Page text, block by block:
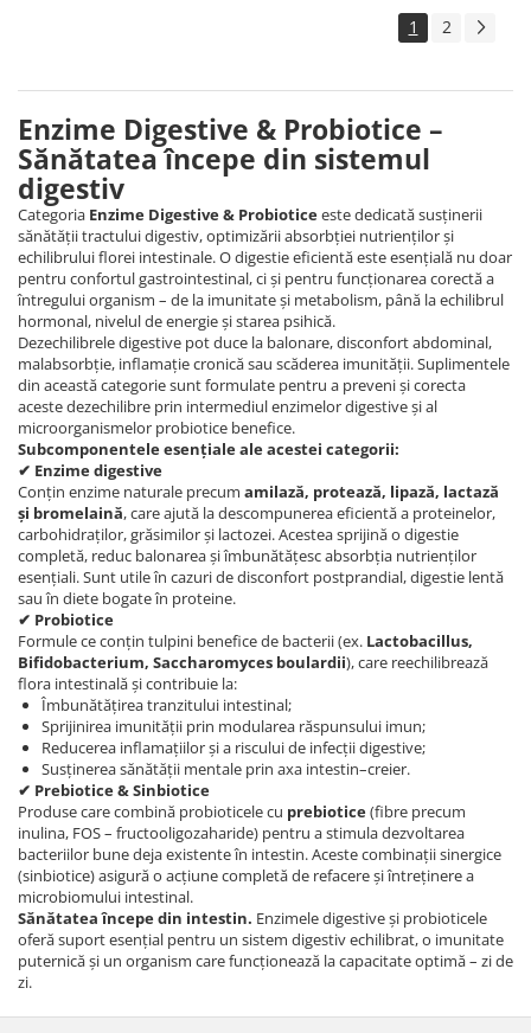
1 2
Enzime Digestive & Probiotice –
Sănătatea începe din sistemul
digestiv
Categoria Enzime Digestive & Probioticeeste dedicată susținerii
sănătății tractului digestiv, optimizării absorbției nutrienților și
echilibrului florei intestinale. O digestie eficientă este esențială nu doar
pentru confortul gastrointestinal, ci și pentru funcționarea corectă a
întregului organism – de la imunitate și metabolism, până la echilibrul
hormonal, nivelul de energie și starea psihică.
Dezechilibrele digestive pot duce la balonare, disconfort abdominal,
malabsorbție, inflamație cronică sau scăderea imunității. Suplimentele
din această categorie sunt formulate pentru a preveni și corecta
aceste dezechilibre prin intermediul enzimelor digestive și al
microorganismelor probiotice benefice.
Subcomponentele esențiale ale acestei categorii:
✔ Enzime digestive
Conțin enzime naturale precum amilază, protează, lipază, lactază
și bromelaină, care ajută la descompunerea eficientă a proteinelor,
carbohidraților, grăsimilor și lactozei. Acestea sprijină o digestie
completă, reduc balonarea și îmbunătățesc absorbția nutrienților
esențiali. Sunt utile în cazuri de disconfort postprandial, digestie lentă
sau în diete bogate în proteine.
✔ Probiotice
Formule ce conțin tulpini benefice de bacterii (ex. Lactobacillus,
Bifidobacterium, Saccharomyces boulardii), care reechilibrează
flora intestinală și contribuie la:
Îmbunătățirea tranzitului intestinal;
Sprijinirea imunității prin modularea răspunsului imun;
Reducerea inflamațiilor și a riscului de infecții digestive;
Susținerea sănătății mentale prin axa intestin–creier.
✔ Prebiotice & Sinbiotice
Produse care combină probioticele cu prebiotice(fibre precum
inulina, FOS – fructooligozaharide) pentru a stimula dezvoltarea
bacteriilor bune deja existente în intestin. Aceste combinații sinergice
(sinbiotice) asigură o acțiune completă de refacere și întreținere a
microbiomului intestinal.
Sănătatea începe din intestin. Enzimele digestive și probioticele
oferă suport esențial pentru un sistem digestiv echilibrat, o imunitate
puternică și un organism care funcționează la capacitate optimă – zi de
zi.